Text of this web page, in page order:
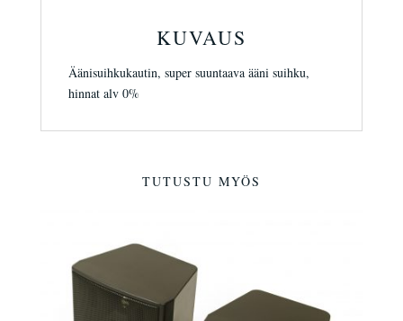
KUVAUS
Äänisuihkukautin, super suuntaava ääni suihku,
hinnat alv 0%
TUTUSTU MYÖS